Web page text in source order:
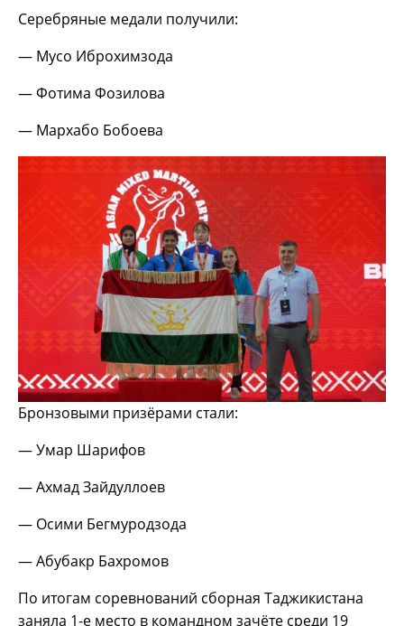
Серебряные медали получили:
— Мусо Иброхимзода
— Фотима Фозилова
— Мархабо Бобоева
Бронзовыми призёрами стали:
— Умар Шарифов
— Ахмад Зайдуллоев
— Осими Бегмуродзода
— Абубакр Бахромов
По итогам соревнований сборная Таджикистана
заняла 1-е место в командном зачёте среди 19